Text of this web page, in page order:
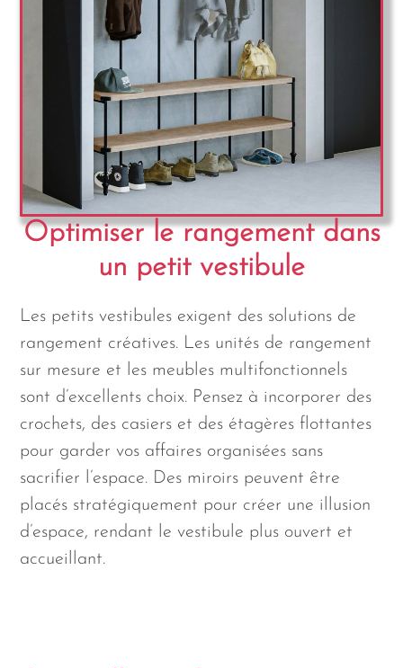
Optimiser le rangement dans
un petit vestibule
Les petits vestibules exigent des solutions de
rangement créatives. Les unités de rangement
sur mesure et les meubles multifonctionnels
sont d’excellents choix. Pensez à incorporer des
crochets, des casiers et des étagères flottantes
pour garder vos affaires organisées sans
sacrifier l’espace. Des miroirs peuvent être
placés stratégiquement pour créer une illusion
d’espace, rendant le vestibule plus ouvert et
accueillant.